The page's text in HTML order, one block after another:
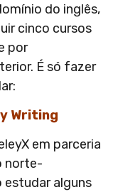
do inglês,
cinco cursos
por
É só fazer
Writing
em parceria
norte-
estudar alguns